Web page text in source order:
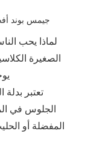
لماذا يحب
الصغيرة
تعتبر بدلة
الجلوس في
المفضلة أو